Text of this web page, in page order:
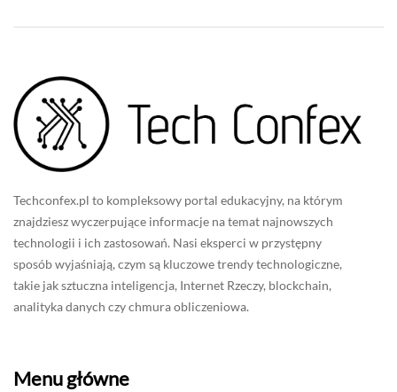
Techconfex.pl to kompleksowy portal edukacyjny, na którym
znajdziesz wyczerpujące informacje na temat najnowszych
technologii i ich zastosowań. Nasi eksperci w przystępny
sposób wyjaśniają, czym są kluczowe trendy technologiczne,
takie jak sztuczna inteligencja, Internet Rzeczy, blockchain,
analityka danych czy chmura obliczeniowa.
Menu główne